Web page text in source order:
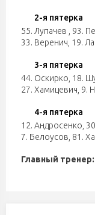
2-я пятерка
55. Лупачев
93.
33. Веренич 19.
3-я пятерка
44. Оскирко 18.
27. Хамицевич 9.
4-я пятерка
12. Андросенко
7. Белоусов 81.
Главный тренер: